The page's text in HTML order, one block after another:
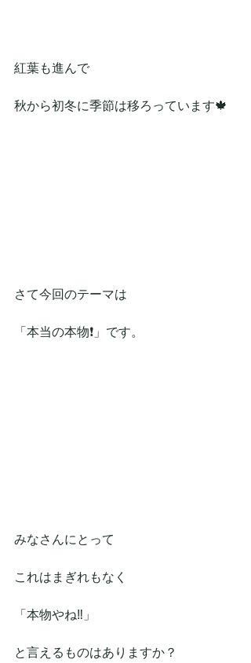
紅葉も進んで
秋から初冬に季節は移ろっています🍁
さて今回のテーマは
「本当の本物❗」です。
みなさんにとって
これはまぎれもなく
「本物やね‼️」
と言えるものはありますか？